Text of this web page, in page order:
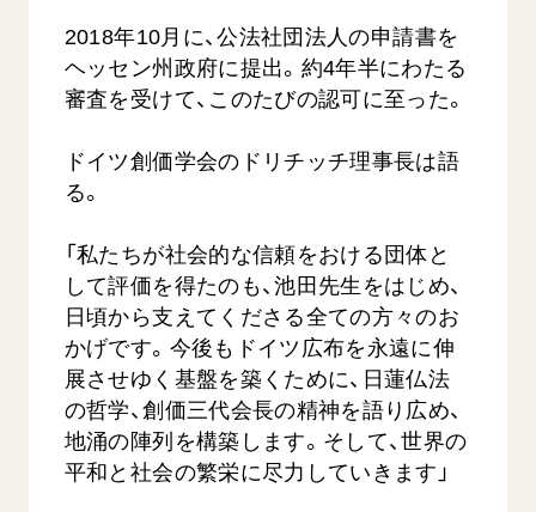
2018年10月に、公法社団法人の申請書を
ヘッセン州政府に提出。約4年半にわたる
審査を受けて、このたびの認可に至った。
ドイツ創価学会のドリチッチ理事長は語
る。
「私たちが社会的な信頼をおける団体と
して評価を得たのも、池田先生をはじめ、
日頃から支えてくださる全ての方々のお
かげです。今後もドイツ広布を永遠に伸
展させゆく基盤を築くために、日蓮仏法
の哲学、創価三代会長の精神を語り広め、
地涌の陣列を構築します。そして、世界の
平和と社会の繁栄に尽力していきます」